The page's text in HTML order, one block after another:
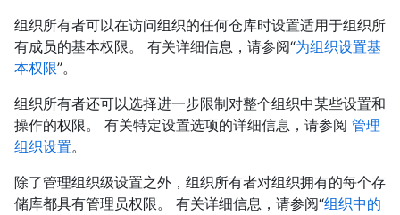
组织所有者可以在访问组织的任何仓库时设置适用于组织所
有成员的基本权限。 有关详细信息，请参阅“为组织设置基
本权限”。
组织所有者还可以选择进一步限制对整个组织中某些设置和
操作的权限。 有关特定设置选项的详细信息，请参阅 管理
组织设置。
除了管理组织级设置之外，组织所有者对组织拥有的每个存
储库都具有管理员权限。 有关详细信息，请参阅“组织中的